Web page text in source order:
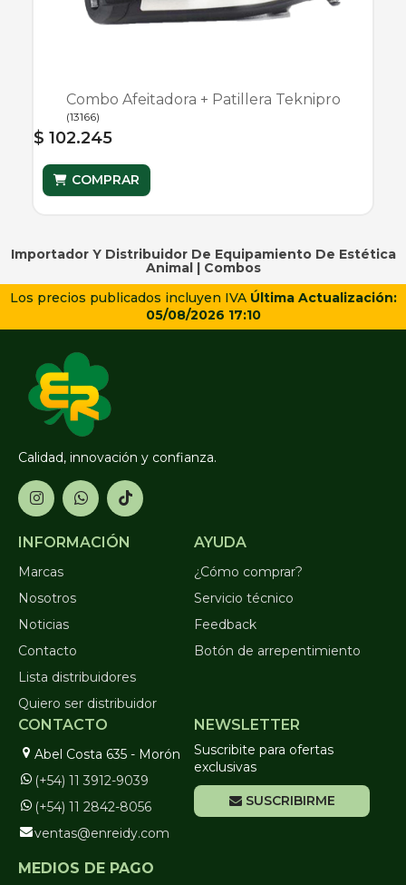
Combo Afeitadora + Patillera Teknipro
(13166)
$ 102.245
COMPRAR
Importador Y Distribuidor De Equipamiento De Estética
Animal | Combos
Los precios publicados incluyen IVA Última Actualización:
05/08/2026 17:10
Calidad, innovación y confianza.
INFORMACIÓN
Marcas
Nosotros
Noticias
Contacto
Lista distribuidores
Quiero ser distribuidor
AYUDA
¿Cómo comprar?
Servicio técnico
Feedback
Botón de arrepentimiento
CONTACTO
Abel Costa 635 - Morón
(+54) 11 3912-9039
(+54) 11 2842-8056
ventas@enreidy.com
NEWSLETTER
Suscribite para ofertas
exclusivas
SUSCRIBIRME
MEDIOS DE PAGO